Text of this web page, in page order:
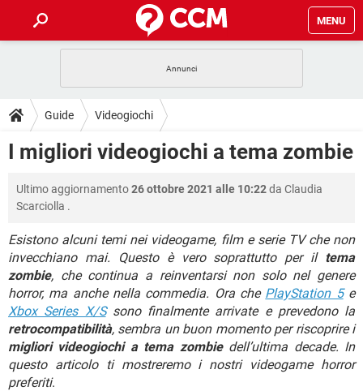
MENU
INTRATTENIMENTO
iOS WINDOWS 10
TIKTOK
GUIDE
COVID-19
INTRATTENIMENTO ANDROID
iOS WINDOWS 10
TIKTOK FACEBOOK
HARDWARE
DOWNLOAD
INTRATTENIMENTO
INSTAGRAM WHATSAPP
FACEBOOK
HARDWARE
FORUM
INTRATTENIMENTO ANDROID
iOS WINDOWS 10
INSTAGRAM WHATSAPP
TIKTOK FACEBOOK
HARDWARE
COVID-19 GAMING
INTRATTENIMENTO ANDROID
iOS WINDOWS 10
INSTAGRAM WHATSAPP
TIKTOK FACEBOOK
Guide Videogiochi
I migliori videogiochi a tema zombie
Ultimo aggiornamento26 ottobre 2021 alle 10:22da Claudia
Scarciolla .
Esistono alcuni temi nei videogame, film e serie TV che non
invecchiano mai. Questo è vero soprattutto per il tema
zombie, che continua a reinventarsi non solo nel genere
horror, ma anche nella commedia. Ora che PlayStation 5e
Xbox Series X/Ssono finalmente arrivate e prevedono la
retrocompatibilità, sembra un buon momento per riscoprire i
migliori videogiochi a tema zombiedell’ultima decade. In
questo articolo ti mostreremo i nostri videogame horror
preferiti.